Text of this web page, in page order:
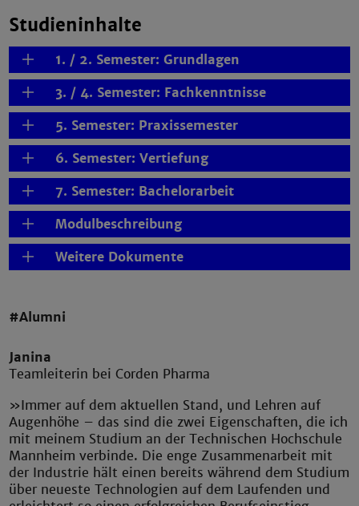
Studieninhalte
1. / 2. Semester: Grundlagen
3. / 4. Semester: Fachkenntnisse
5. Semester: Praxissemester
6. Semester: Vertiefung
7. Semester: Bachelorarbeit
Modulbeschreibung
Weitere Dokumente
#Alumni
Janina
Teamleiterin bei Corden Pharma
»Immer auf dem aktuellen Stand, und Lehren auf
Augenhöhe – das sind die zwei Eigenschaften, die ich
mit meinem Studium an der Technischen Hochschule
Mannheim verbinde. Die enge Zusammenarbeit mit
der Industrie hält einen bereits während dem Studium
über neueste Technologien auf dem Laufenden und